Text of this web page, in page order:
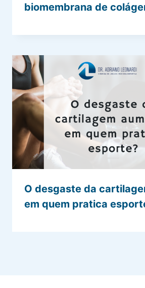
biomembrana de
O desgaste da
em quem pratica